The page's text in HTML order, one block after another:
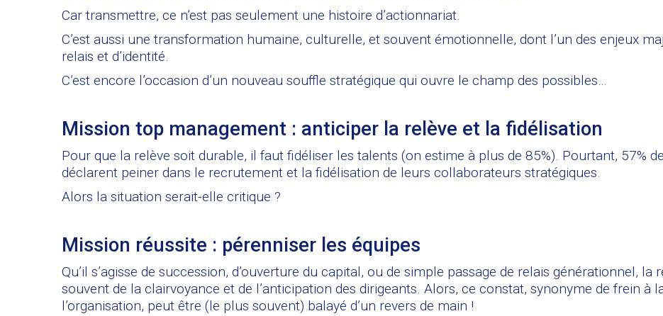
Car transmettre, ce n’est pas seulement une histoire d’actionnariat.
C’est aussi une transformation humaine, culturelle, et souvent émotionnelle, dont l’un des enjeux
relais et d’identité.
C’est encore l’occasion d’un nouveau souffle stratégique qui ouvre le champ des possibles…
Mission top management : anticiper la relève et la fidélisation
Pour que la relève soit durable, il faut fidéliser les talents (on estime à plus de 85%). Pourtant, 57%
déclarent peiner dans le recrutement et la fidélisation de leurs collaborateurs stratégiques.
Alors la situation serait-elle critique ?
Mission réussite : pérenniser les équipes
Qu’il s’agisse de succession, d’ouverture du capital, ou de simple passage de relais générationnel,
souvent de la clairvoyance et de l’anticipation des dirigeants. Alors, ce constat, synonyme de frein à
l’organisation, peut être (le plus souvent) balayé d’un revers de main !